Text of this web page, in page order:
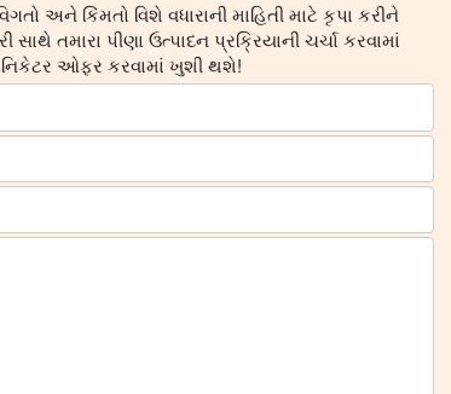
અને કિંમતો વિશે વધારાની માહિતી માટે કૃપા કરીને
તમારા પીણા ઉત્પાદન પ્રક્રિયાની ચર્ચા કરવામાં
ઓફર કરવામાં ખુશી થશે!